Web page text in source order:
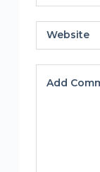
Website
Add